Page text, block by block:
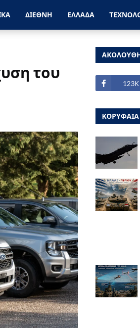
ΔΙΕΘΝΗ ΕΛΛΑΔΑ
του
123Κ
ΚΟΡΥΦΑΙΑ